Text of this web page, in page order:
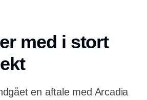
med i stort
en aftale med Arcadia